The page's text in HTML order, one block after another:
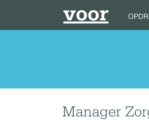
Manager